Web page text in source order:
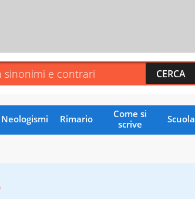
Neologismi Rimario
Come si
scrive
Scuola